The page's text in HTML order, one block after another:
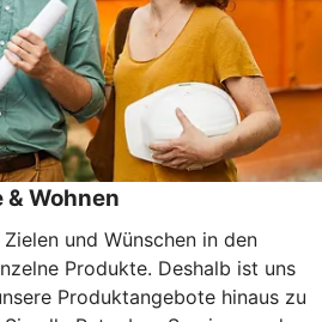
Wohnen
und Wünschen in den
Produkte. Deshalb ist uns
Produktangebote hinaus zu